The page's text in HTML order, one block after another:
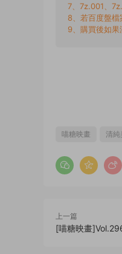
7、7z.001、
8、若百度盤
9、購買後如
喵糖映畫 清純
上一篇
[喵糖映畫